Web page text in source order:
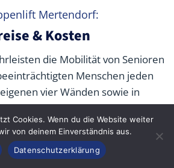
Mertendorf:
& Kosten
die Mobilität von Senioren
Menschen jeden
vier Wänden sowie in
Aberwas kostet ein
? Wir verraten Ihnen die
unserer Fachpartner je nach
die Kosten durch Zuschüsse,
Konfigurator
Cookies. Wenn du die Website weiter
von deinem Einverständnis aus.
Datenschutzerklärung